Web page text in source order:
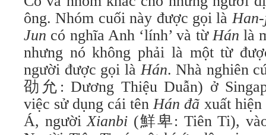
ông. Nhóm cuối này được gọi là
Jun có nghĩa Anh ‘lính’ và từHánlà
nhưng nó không phải là một từ
người được gọi làHán. Nhà nghiên
劭允: Dương Thiệu Duẫn) ở
việc sử dụng cái tênHán đã xuất
Á, ngườiXianbi (鮮卑: Tiên Ti),